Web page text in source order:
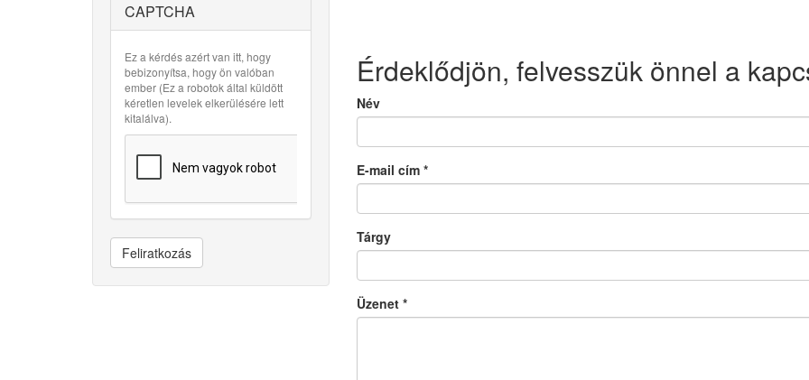
CAPTCHA
Ez a kérdés azért van itt, hogy
bebizonyítsa, hogy ön valóban
ember (Ez a robotok által küldött
kéretlen levelek elkerülésére lett
kitalálva).
Feliratkozás
Érdeklődjön, felvesszük önnel a
Név
E-mail cím *
Tárgy
Üzenet *